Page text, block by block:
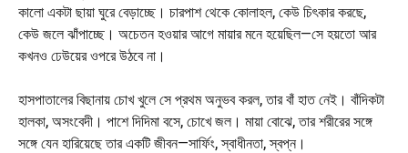
কালো একটা ছায়া ঘুরে বেড়াচ্ছে। চারপাশ থেকে কোলাহল, কেউ চিৎকার করছে,
কেউ জলে ঝাঁপাচ্ছে। অচেতন হওয়ার আগে মায়ার মনে হয়েছিল—সে হয়তো আর
কখনও ঢেউয়ের ওপরে উঠবে না।
হাসপাতালের বিছানায় চোখ খুলে সে প্রথম অনুভব করল, তার বাঁ হাত নেই। বাঁদিকটা
হালকা, অসংবেদী। পাশে দিদিমা বসে, চোখে জল। মায়া বোঝে, তার শরীরের সঙ্গে
সঙ্গে যেন হারিয়েছে তার একটি জীবন—সার্ফিং, স্বাধীনতা, স্বপ্ন।